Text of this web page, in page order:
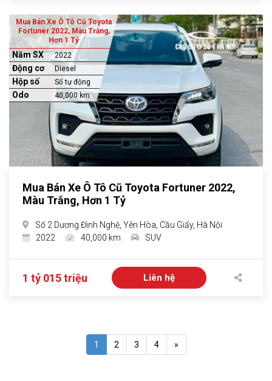
Mua Bán Xe Ô Tô Cũ Toyota
Fortuner 2022, Màu Trắng,
Hơn 1 Tỷ
Năm SX 2022
Động cơ Diesel
Hộp số Số tự động
Odo 40,000 km
Mua Bán Xe Ô Tô Cũ Toyota Fortuner 2022,
Màu Trắng, Hơn 1 Tỷ
Số 2 Dương Đình Nghệ, Yên Hòa, Cầu Giấy, Hà Nội
2022
40,000 km SUV
1 tỷ 015 triệu Liên hệ
1 2 3 4 »